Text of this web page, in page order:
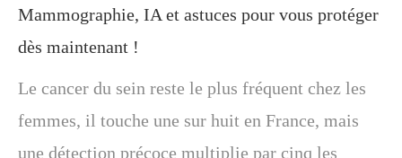
Mammographie, IA et astuces pour vous protéger
dès maintenant !
Le cancer du sein reste le plus fréquent chez les
femmes, il touche une sur huit en France, mais
une détection précoce multiplie par cinq les